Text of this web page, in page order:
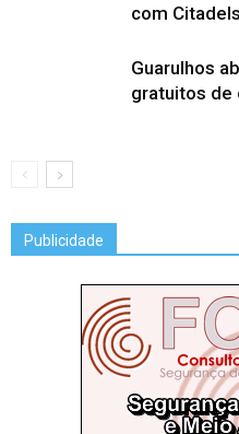
com
Guarulhos
gratuitos de
Publicidade